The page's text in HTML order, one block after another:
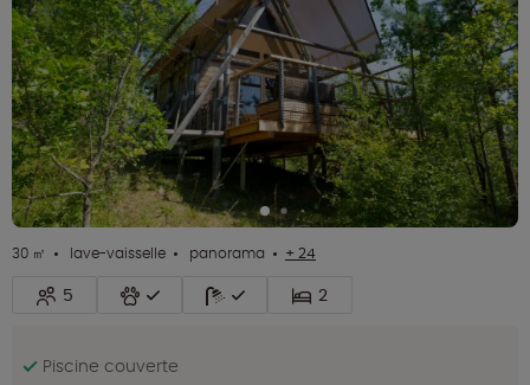
30 ㎡ lave-vaisselle panorama + 24
5 2
Piscine couverte